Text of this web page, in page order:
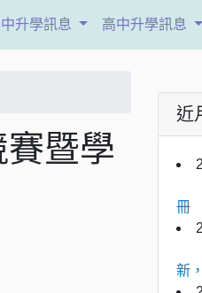
中升學訊息 高中升學訊息
暨學
近
冊
新